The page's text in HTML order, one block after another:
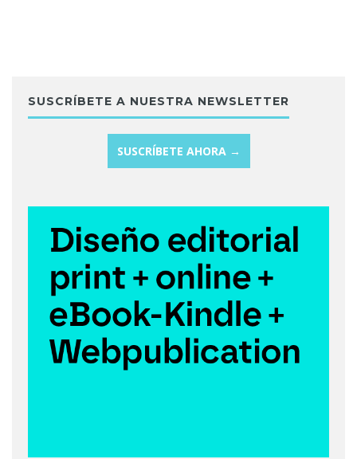
SUSCRÍBETE A NUESTRA NEWSLETTER
SUSCRÍBETE AHORA →